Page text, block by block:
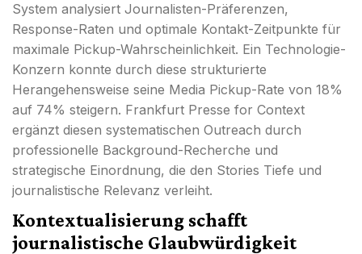
System analysiert Journalisten-Präferenzen,
Response-Raten und optimale Kontakt-Zeitpunkte für
maximale Pickup-Wahrscheinlichkeit. Ein Technologie-
Konzern konnte durch diese strukturierte
Herangehensweise seine Media Pickup-Rate von 18%
auf 74% steigern. Frankfurt Presse for Context
ergänzt diesen systematischen Outreach durch
professionelle Background-Recherche und
strategische Einordnung, die den Stories Tiefe und
journalistische Relevanz verleiht.
Kontextualisierung schafft
journalistische Glaubwürdigkeit